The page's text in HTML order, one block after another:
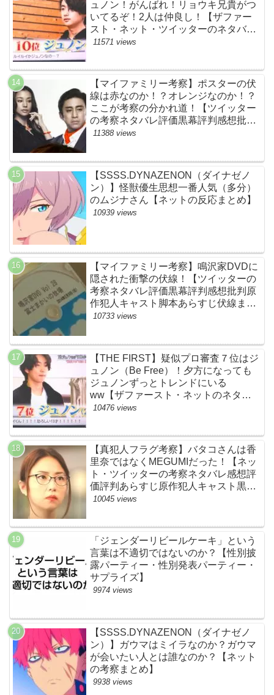
ュノン！がんばれ！リョウキ兄貴がつ
いてるぞ！2人は仲良し！【ザファー
スト・ネット・ツイッターのネタバレ
考察まとめ感想評価評判・スッキリ・
11571 views
【マイファミリー考察】ポスターの伏
線は赤なのか！？オレンジなのか！？
ここが考察の分かれ道！【ツイッター
の考察ネタバレ評価黒幕評判感想批判
原作犯人キャスト脚本あらすじ伏線ま
11388 views
【SSSS.DYNAZENON（ダイナゼノ
ン）】怪獣優生思想一番人気（多分）
のムジナさん【ネットの反応まとめ】
10939 views
【マイファミリー考察】鳴沢家DVDに
隠された衝撃の伏線！【ツイッターの
考察ネタバレ評価黒幕評判感想批判原
作犯人キャスト脚本あらすじ伏線まと
め】
10733 views
【THE FIRST】疑似プロ審査７位はジ
ュノン（Be Free）！夕方になっても
ジュノンずっとトレンドにいる
ww【ザファースト・ネットのネタバ
レ感想考察まとめ・スッキリ・
10476 views
【真犯人フラグ考察】バタコさんは香
里奈ではなくMEGUMIだった！【ネッ
ト・ツイッターの考察ネタバレ感想評
価評判あらすじ原作犯人キャスト黒幕
伏線まとめ】
10045 views
「ジェンダーリビールケーキ」という
言葉は不適切ではないのか？【性別披
露パーティー・性別発表パーティー・
サプライズ】
9974 views
【SSSS.DYNAZENON（ダイナゼノ
ン）】ガウマはミイラなのか？ガウマ
が会いたい人とは誰なのか？【ネット
の考察まとめ】
9938 views